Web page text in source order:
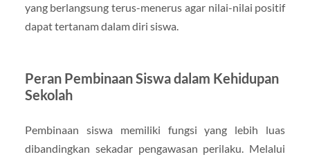
yang berlangsung terus-menerus agar nilai-nilai positif
dapat tertanam dalam diri siswa.
Peran Pembinaan Siswa dalam Kehidupan
Sekolah
Pembinaan siswa memiliki fungsi yang lebih luas
dibandingkan sekadar pengawasan perilaku. Melalui